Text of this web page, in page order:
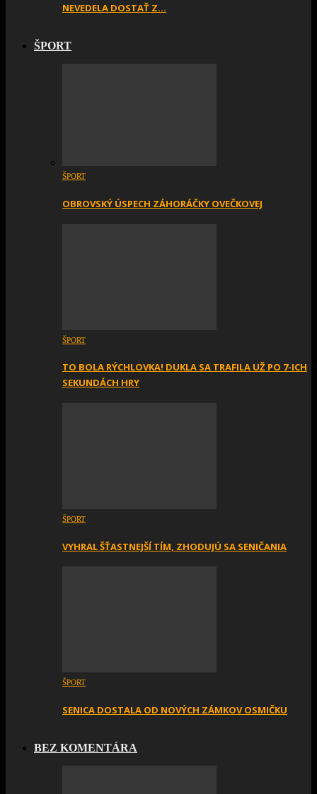
NEVEDELA DOSTAŤ Z…
ŠPORT
ŠPORT
OBROVSKÝ ÚSPECH ZÁHORÁČKY OVEČKOVEJ
ŠPORT
TO BOLA RÝCHLOVKA! DUKLA SA TRAFILA UŽ PO 7-ICH
SEKUNDÁCH HRY
ŠPORT
VYHRAL ŠŤASTNEJŠÍ TÍM, ZHODUJÚ SA SENIČANIA
ŠPORT
SENICA DOSTALA OD NOVÝCH ZÁMKOV OSMIČKU
BEZ KOMENTÁRA